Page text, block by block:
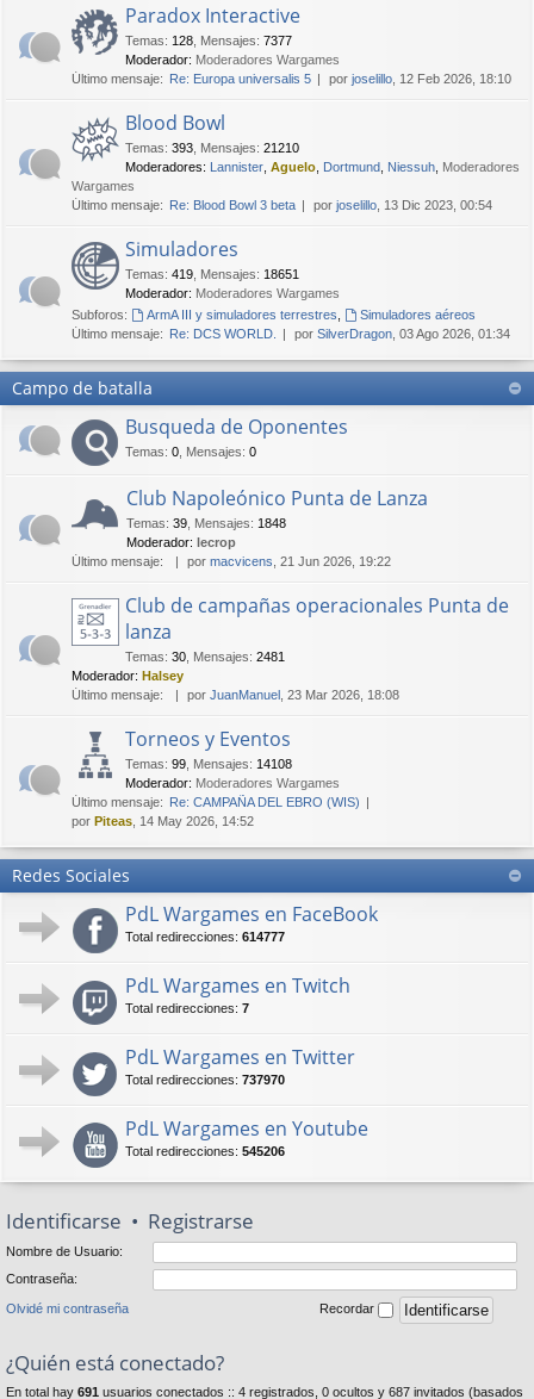
Paradox Interactive
Temas: 128 Mensajes: 7377
Moderador: Moderadores Wargames
Último mensaje: Re: Europa universalis 5 por joselillo , 12 Feb 2026, 18:10
Blood Bowl
Temas: 393 Mensajes: 21210
Moderadores: Lannister Aguelo Dortmund Niessuh Moderadores
Wargames
Último mensaje: Re: Blood Bowl 3 beta por joselillo , 13 Dic 2023, 00:54
Simuladores
Temas: 419 Mensajes: 18651
Moderador: Moderadores Wargames
Subforos:
ArmA III y simuladores terrestres
Simuladores aéreos
Último mensaje: Re: DCS WORLD. por SilverDragon , 03 Ago 2026, 01:34
Campo de batalla
Busqueda de Oponentes
Temas: 0 Mensajes: 0
Club Napoleónico Punta de Lanza
Temas: 39 Mensajes: 1848
Moderador: lecrop
Último mensaje:
por macvicens , 21 Jun 2026, 19:22
Club de campañas operacionales Punta de
lanza
Temas: 30 Mensajes: 2481
Moderador: Halsey
Último mensaje:
por JuanManuel , 23 Mar 2026, 18:08
Torneos y Eventos
Temas: 99 Mensajes: 14108
Moderador: Moderadores Wargames
Último mensaje: Re: CAMPAÑA DEL EBRO (WIS)
por Piteas , 14 May 2026, 14:52
Redes Sociales
PdL Wargames en FaceBook
Total redirecciones: 614777
PdL Wargames en Twitch
Total redirecciones: 7
PdL Wargames en Twitter
Total redirecciones: 737970
PdL Wargames en Youtube
Total redirecciones: 545206
Identificarse • Registrarse
Nombre de Usuario:
Contraseña:
Olvidé mi contraseña Recordar
¿Quién está conectado?
En total hay 691 usuarios conectados :: 4 registrados, 0 ocultos y 687 invitados (basados